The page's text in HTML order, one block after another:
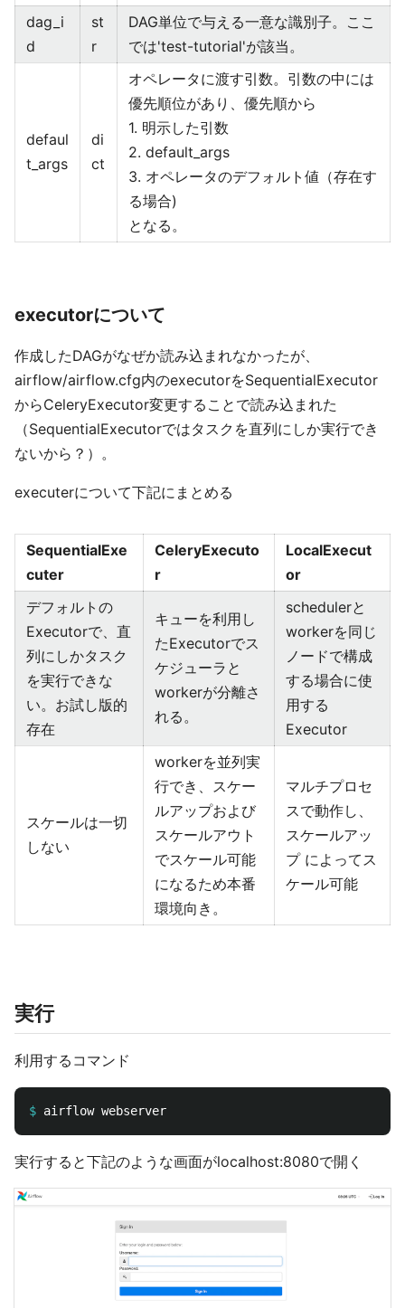
dag_i
d
st
r
DAG単位で与える一意な識別子。ここ
では'test-tutorial'が該当。
defaul
t_args
di
ct
オペレータに渡す引数。引数の中には
優先順位があり、優先順から
1. 明示した引数
2. default_args
3. オペレータのデフォルト値（存在す
る場合)
となる。
executorについて
作成したDAGがなぜか読み込まれなかったが、
airflow/airflow.cfg内のexecutorをSequentialExecutor
からCeleryExecutor変更することで読み込まれた
（SequentialExecutorではタスクを直列にしか実行でき
ないから？）。
executerについて下記にまとめる
SequentialExe
cuter
CeleryExecuto
r
LocalExecut
or
デフォルトの
Executorで、直
列にしかタスク
を実行できな
い。お試し版的
存在
キューを利用し
たExecutorでス
ケジューラと
workerが分離さ
れる。
schedulerと
workerを同じ
ノードで構成
する場合に使
用する
Executor
スケールは一切
しない
workerを並列実
行でき、スケー
ルアップおよび
スケールアウト
でスケール可能
になるため本番
環境向き。
マルチプロセ
スで動作し、
スケールアッ
プ によってス
ケール可能
実行
利用するコマンド
$
実行すると下記のような画面がlocalhost:8080で開く